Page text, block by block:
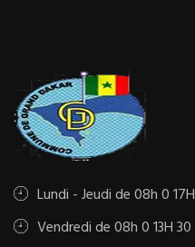
Lundi - Jeudi de 08h 0 17H
Vendredi de 08h 0 13H 30